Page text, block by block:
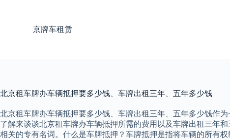
京牌车租赁
北京租车牌办车辆抵押要多少钱、车牌出租三年、五年多少钱
北京租车牌办车辆抵押要多少钱、车牌出租三年、五年多少钱作
了解来谈谈北京租车牌办车辆抵押所需的费用以及车牌出租三年
相关的专有名词。什么是车牌抵押？车牌抵押是指将车辆的所有权